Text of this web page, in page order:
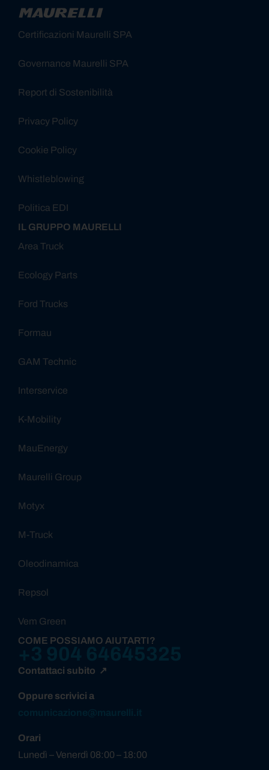
Certificazioni Maurelli SPA
Governance Maurelli SPA
Report di Sostenibilità
Privacy Policy
Cookie Policy
Whistleblowing
Politica EDI
IL GRUPPO MAURELLI
Area Truck
Ecology Parts
Ford Trucks
Formau
GAM Technic
Interservice
K-Mobility
MauEnergy
Maurelli Group
Motyx
M-Truck
Oleodinamica
Repsol
Vem Green
COME POSSIAMO AIUTARTI?
Contattaci subito ↗
Oppure scrivici a
Orari
Lunedì – Venerdì 08:00 – 18:00